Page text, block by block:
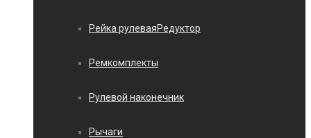
Рейка рулеваяРедуктор
Ремкомплекты
Рулевой наконечник
Рычаги